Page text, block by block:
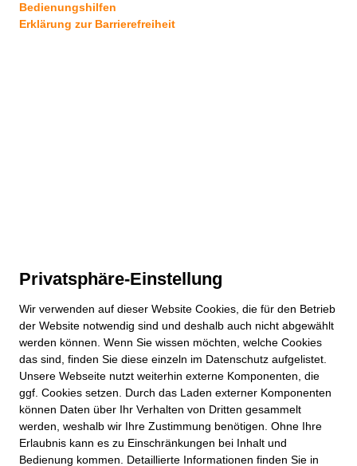
Bedienungshilfen
Erklärung zur Barrierefreiheit
Privatsphäre-Einstellung
Wir verwenden auf dieser Website Cookies, die für den Betrieb
der Website notwendig sind und deshalb auch nicht abgewählt
werden können. Wenn Sie wissen möchten, welche Cookies
das sind, finden Sie diese einzeln im Datenschutz aufgelistet.
Unsere Webseite nutzt weiterhin externe Komponenten, die
ggf. Cookies setzen. Durch das Laden externer Komponenten
können Daten über Ihr Verhalten von Dritten gesammelt
werden, weshalb wir Ihre Zustimmung benötigen. Ohne Ihre
Erlaubnis kann es zu Einschränkungen bei Inhalt und
Bedienung kommen. Detaillierte Informationen finden Sie in